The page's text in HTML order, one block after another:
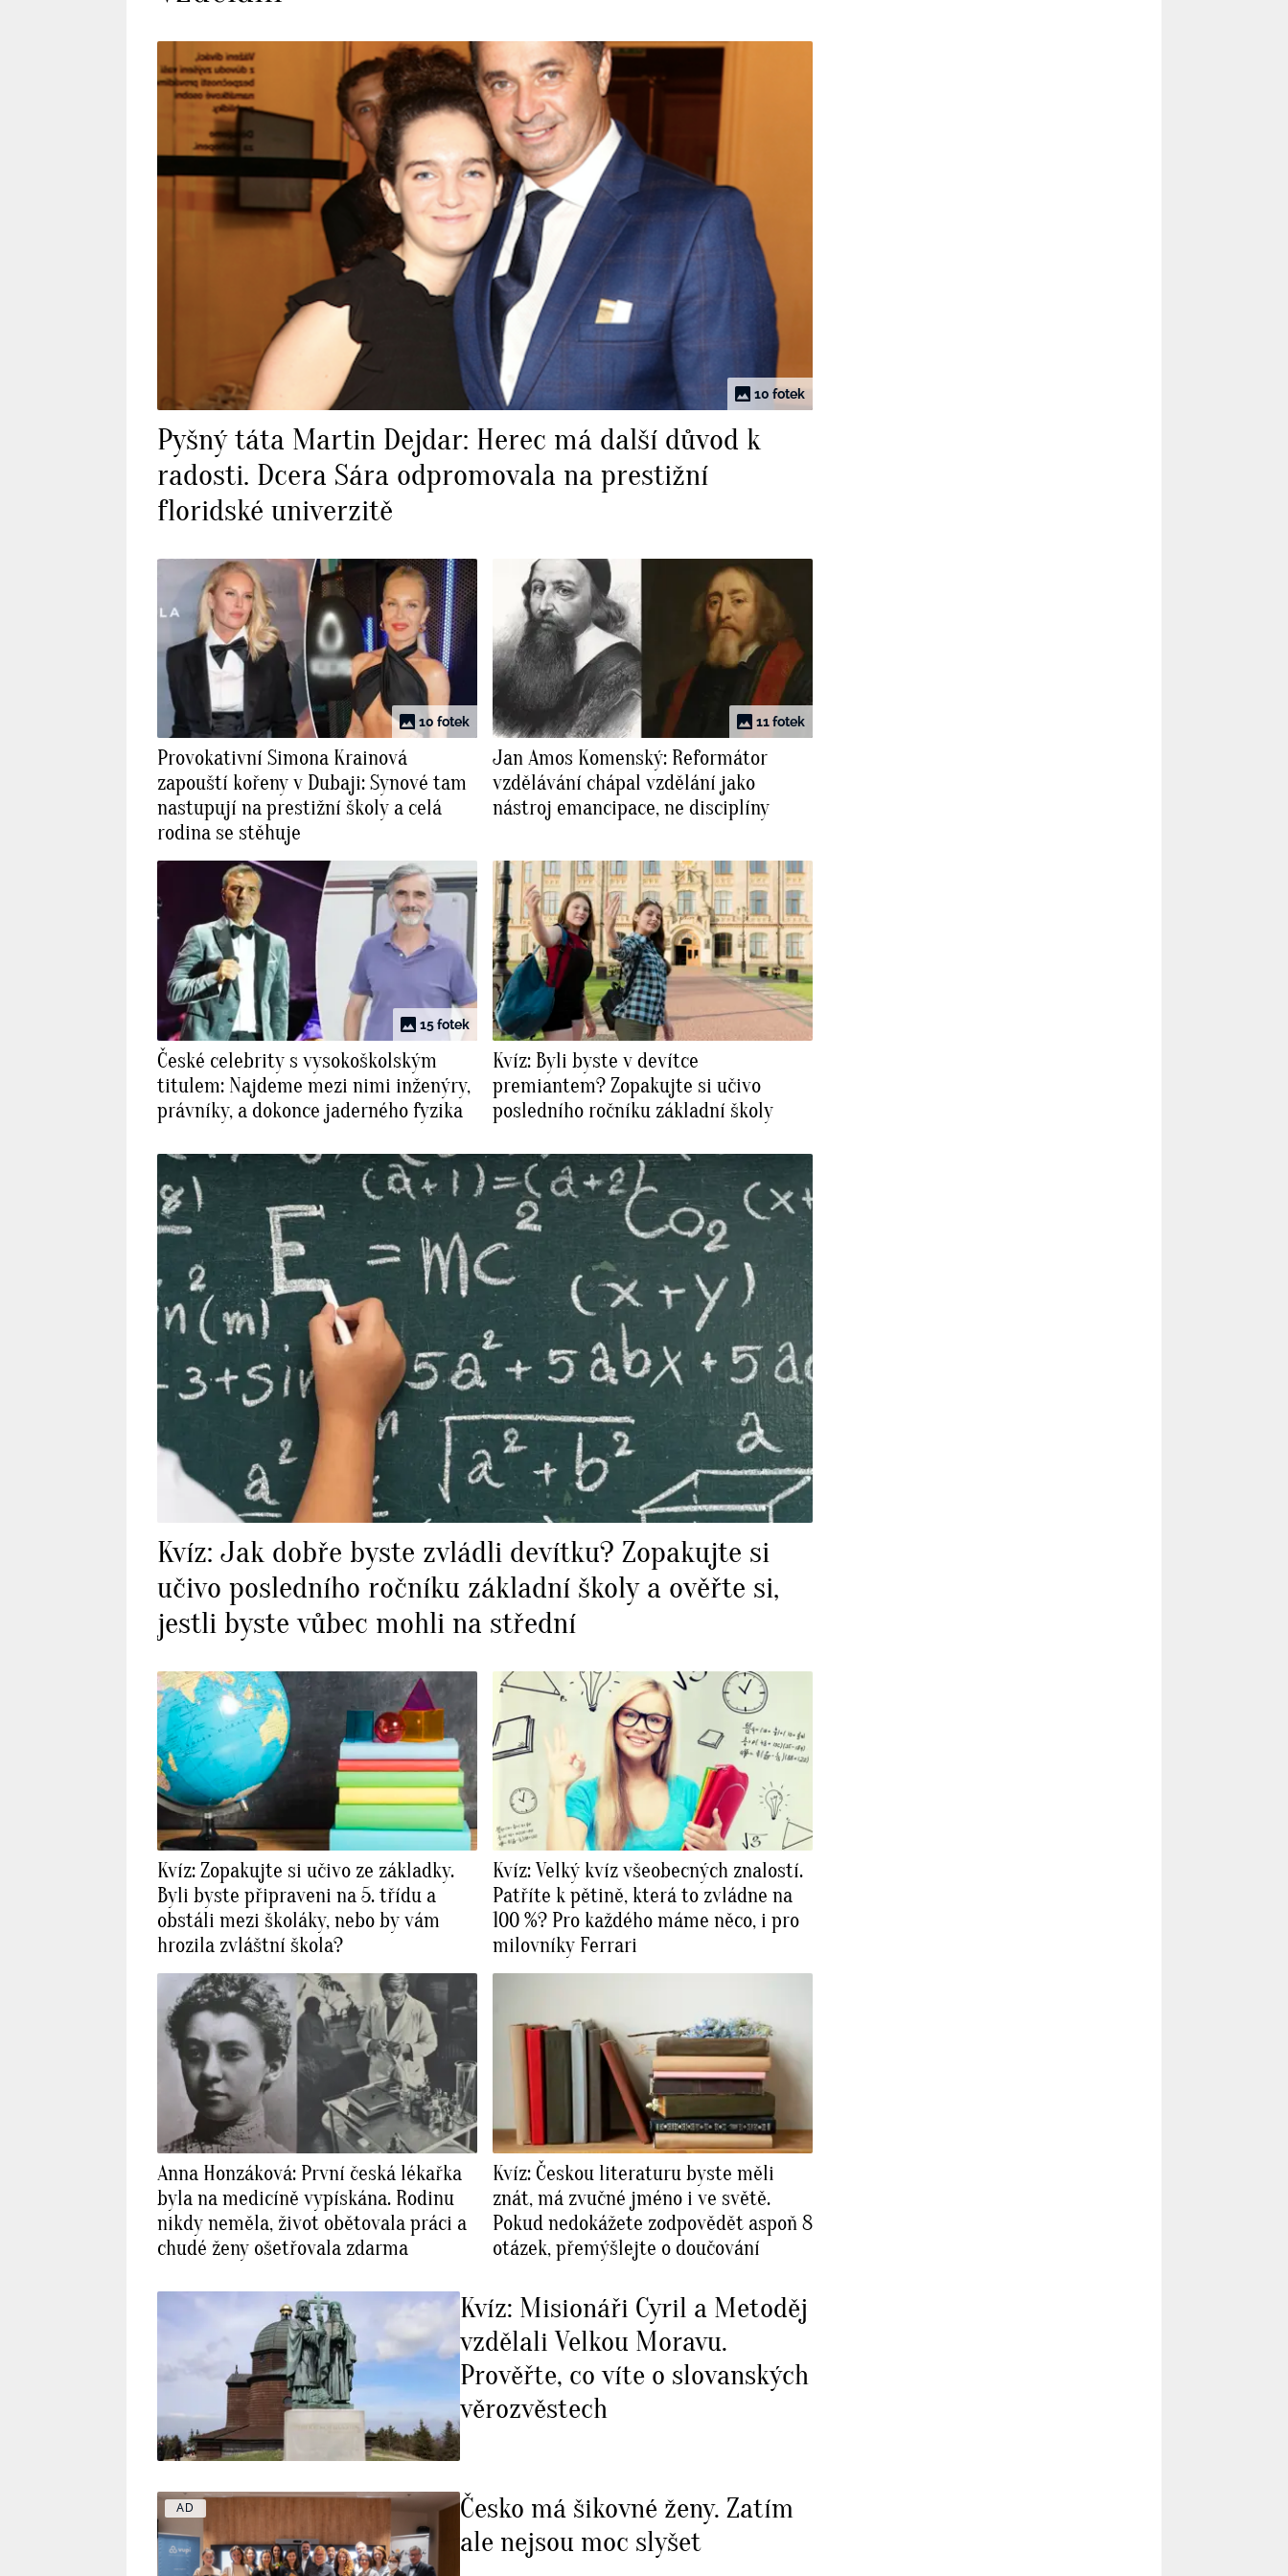
10 fotek
Pyšný táta Martin Dejdar: Herec má další důvod k
radosti. Dcera Sára odpromovala na prestižní
floridské univerzitě
10 fotek
Provokativní Simona Krainová
zapouští kořeny v Dubaji: Synové tam
nastupují na prestižní školy a celá
rodina se stěhuje
11 fotek
Jan Amos Komenský: Reformátor
vzdělávání chápal vzdělání jako
nástroj emancipace, ne disciplíny
15 fotek
České celebrity s vysokoškolským
titulem: Najdeme mezi nimi inženýry,
právníky, a dokonce jaderného fyzika
Kvíz: Byli byste v devítce
premiantem? Zopakujte si učivo
posledního ročníku základní školy
Kvíz: Jak dobře byste zvládli devítku? Zopakujte si
učivo posledního ročníku základní školy a ověřte si,
jestli byste vůbec mohli na střední
Kvíz: Zopakujte si učivo ze základky.
Byli byste připraveni na 5. třídu a
obstáli mezi školáky, nebo by vám
hrozila zvláštní škola?
Kvíz: Velký kvíz všeobecných znalostí.
Patříte k pětině, která to zvládne na
100 %? Pro každého máme něco, i pro
milovníky Ferrari
Anna Honzáková: První česká lékařka
byla na medicíně vypískána. Rodinu
nikdy neměla, život obětovala práci a
chudé ženy ošetřovala zdarma
Kvíz: Českou literaturu byste měli
znát, má zvučné jméno i ve světě.
Pokud nedokážete zodpovědět aspoň 8
otázek, přemýšlejte o doučování
Kvíz: Misionáři Cyril a Metoděj
vzdělali Velkou Moravu.
Prověřte, co víte o slovanských
věrozvěstech
AD
Česko má šikovné ženy. Zatím
ale nejsou moc slyšet